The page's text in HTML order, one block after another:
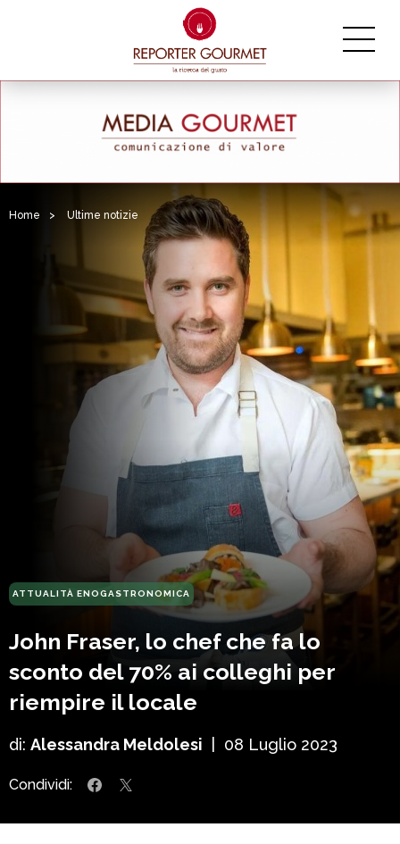
Home > Ultime notizie
ATTUALITÀ ENOGASTRONOMICA
John Fraser, lo chef che fa lo
sconto del 70% ai colleghi per
riempire il locale
di: Alessandra Meldolesi 08 Luglio 2023
Condividi: